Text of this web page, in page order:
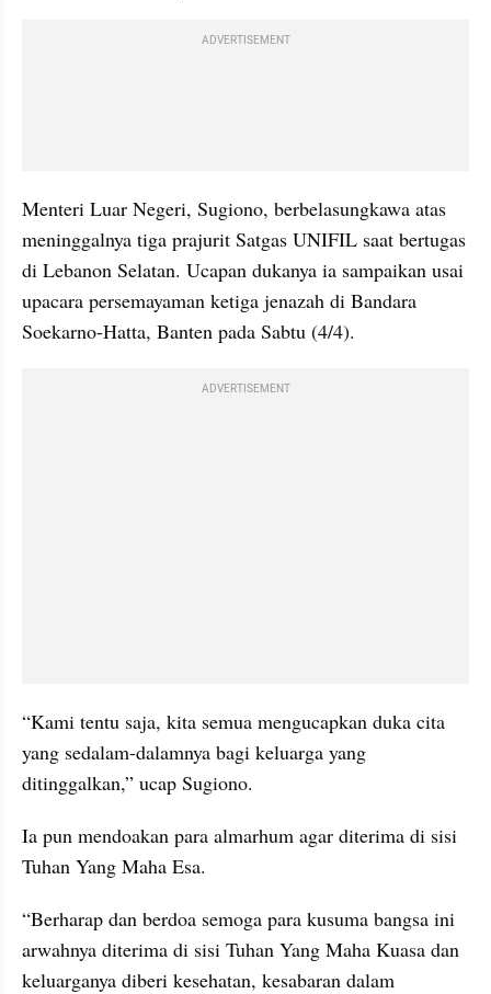
ADVERTISEMENT
Menteri Luar Negeri, Sugiono, berbelasungkawa atas
meninggalnya tiga prajurit Satgas UNIFIL saat bertugas
di Lebanon Selatan. Ucapan dukanya ia sampaikan usai
upacara persemayaman ketiga jenazah di Bandara
Soekarno-Hatta, Banten pada Sabtu (4/4).
ADVERTISEMENT
“Kami tentu saja, kita semua mengucapkan duka cita
yang sedalam-dalamnya bagi keluarga yang
ditinggalkan,” ucap Sugiono.
Ia pun mendoakan para almarhum agar diterima di sisi
Tuhan Yang Maha Esa.
“Berharap dan berdoa semoga para kusuma bangsa ini
arwahnya diterima di sisi Tuhan Yang Maha Kuasa dan
keluarganya diberi kesehatan, kesabaran dalam